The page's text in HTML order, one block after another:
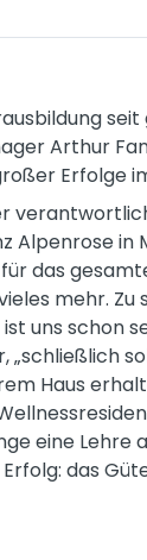
Arthur
Erfolge
Alpenrose in
das
mehr.
uns schon
„schließlich
Haus
eine Lehre
das